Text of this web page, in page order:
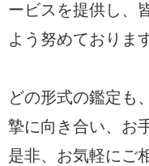
ービスを提供し、
よう努めておりま
どの形式の鑑定も
摯に向き合い、お
是非、お気軽にご